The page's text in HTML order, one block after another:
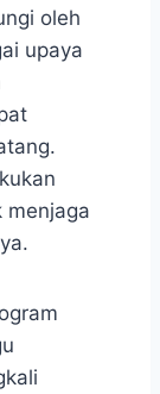
oleh
upaya
menjaga